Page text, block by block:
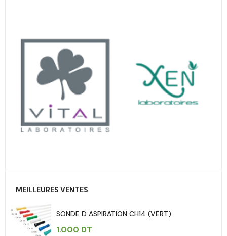
MEILLEURES VENTES
SONDE D ASPIRATION CH14 (VERT)
1.000 DT